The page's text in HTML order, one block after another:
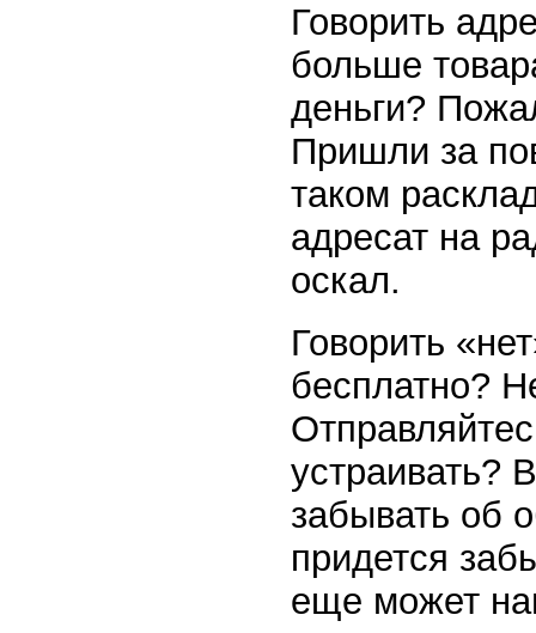
Говорить
больше
деньги?
Пришли за
таком
адресат на
оскал.
Говорить
бесплатно?
устраивать?
забывать об
придется
еще может